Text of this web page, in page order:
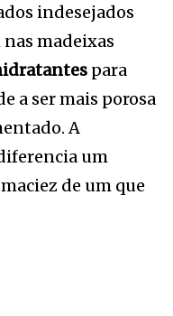
indesejados
nas madeixas
para
a ser mais porosa
A
um
de um que